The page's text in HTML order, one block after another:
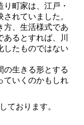
町家は、江戸・
れていました。
、生活様式であ
るとすれば、川
したものではない
生きる形とする
ていくのかもしれ
ております。